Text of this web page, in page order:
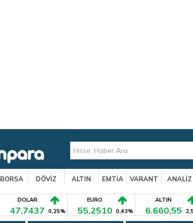
BORSA DÖVİZ ALTIN EMTİA VARANT ANALİZ
DOLAR
47,7437 0,25%
EURO
55,2510 0,43%
ALTIN
6.660,55